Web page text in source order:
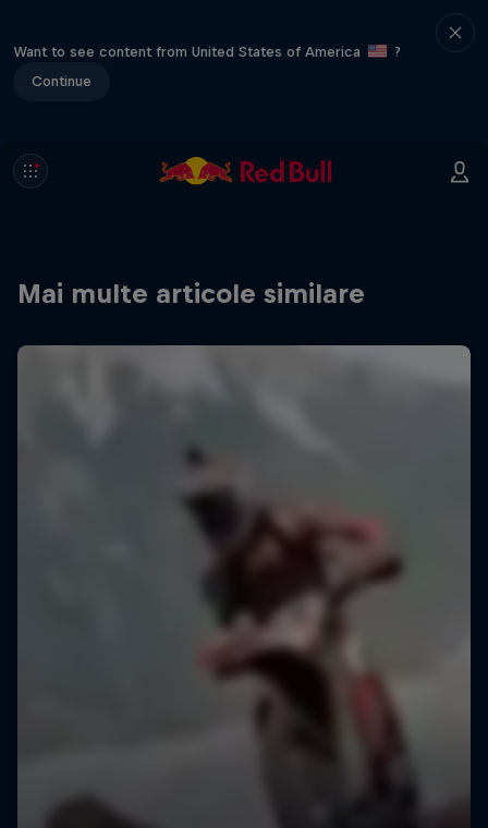
Want to see content from United States of America
?
Continue
Mai multe articole similare